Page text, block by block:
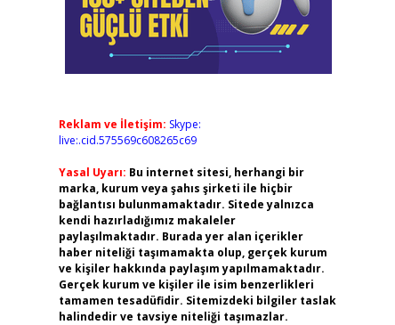
Reklam ve İletişim: Skype:
live:.cid.575569c608265c69
Yasal Uyarı: Bu internet sitesi, herhangi bir
marka, kurum veya şahıs şirketi ile hiçbir
bağlantısı bulunmamaktadır. Sitede yalnızca
kendi hazırladığımız makaleler
paylaşılmaktadır. Burada yer alan içerikler
haber niteliği taşımamakta olup, gerçek kurum
ve kişiler hakkında paylaşım yapılmamaktadır.
Gerçek kurum ve kişiler ile isim benzerlikleri
tamamen tesadüfidir. Sitemizdeki bilgiler taslak
halindedir ve tavsiye niteliği taşımazlar.